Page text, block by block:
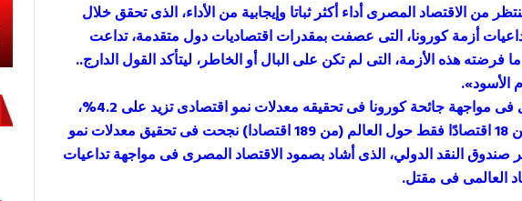
من الاقتصاد المصرى أداء أكثر ثباتا وإيجابية من الأداء، الذى تحقق خلال
أزمة كورونا، التى عصفت بمقدرات اقتصاديات دول متقدمة، تداعت
فرضته هذه الأزمة، التى لم تكن على البال أو الخاطر، ليتأكد القول الدارج..
الأسود».
تجلى صمود الاقتصاد المصرى فى مواجهة جائحة كورونا فى تحقيقه معدلات نمو اقتصادى تزيد على 4.2%،
وأن يحتل المرتبة السادسة بين 18 اقتصادًا فقط حول العالم (من 189 اقتصادا) نجحت فى تحقيق معدلات نمو
صندوق النقد الدولي، الذى أشاد بصمود الاقتصاد المصرى فى مواجهة تداعيات
العالمى فى مقتل.
كيف تحمي مصر ثرواتها في الجنوب؟
معركة لا تُرى.. وحراس لا ينامون
نموذجا.. لماذا تُنشئ
عملاقة؟